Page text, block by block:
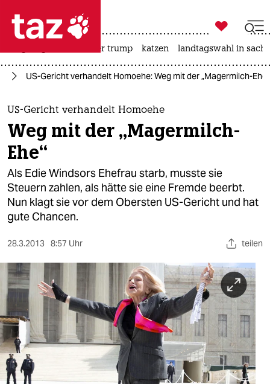
 taz zahl ich
taz zahl ich
themen
politik
öko
gesellschaft
kultur
sport
berlin
nord
wahrheit
verlag
verlag

taz zahl ich
usa unter trump katzen landtagswahl in
US-Gericht verhandelt Homoehe: Weg mit der „Magermilch-Ehe“
US-Gericht verhandelt Homoehe
Weg mit der „Magermilch-
Ehe“
Als Edie Windsors Ehefrau starb, musste sie
Steuern zahlen, als hätte sie eine Fremde beerbt.
Nun klagt sie vor dem Obersten US-Gericht und hat
gute Chancen.
28.3.2013 8:57 Uhr teilen